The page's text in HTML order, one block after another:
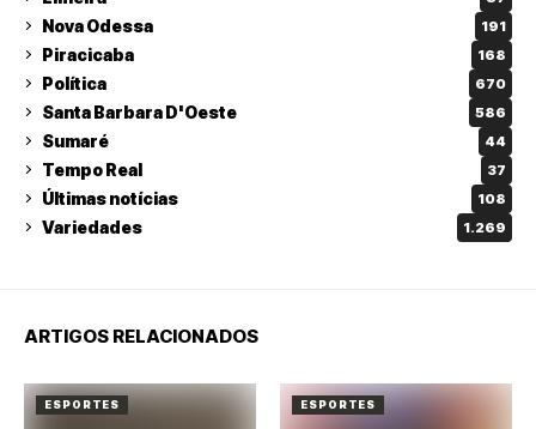
Nova Odessa 191
Piracicaba 168
Política 670
Santa Barbara D'Oeste 586
Sumaré 44
Tempo Real 37
Últimas notícias 108
Variedades 1.269
ARTIGOS RELACIONADOS
ESPORTES ESPORTES